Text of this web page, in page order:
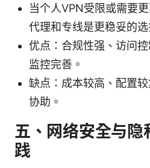
当个人VPN受限或需要
代理和专线是更稳妥的选
优点：合规性强、访问
监控完善。
缺点：成本较高、配置
协助。
五、网络安全与隐
践